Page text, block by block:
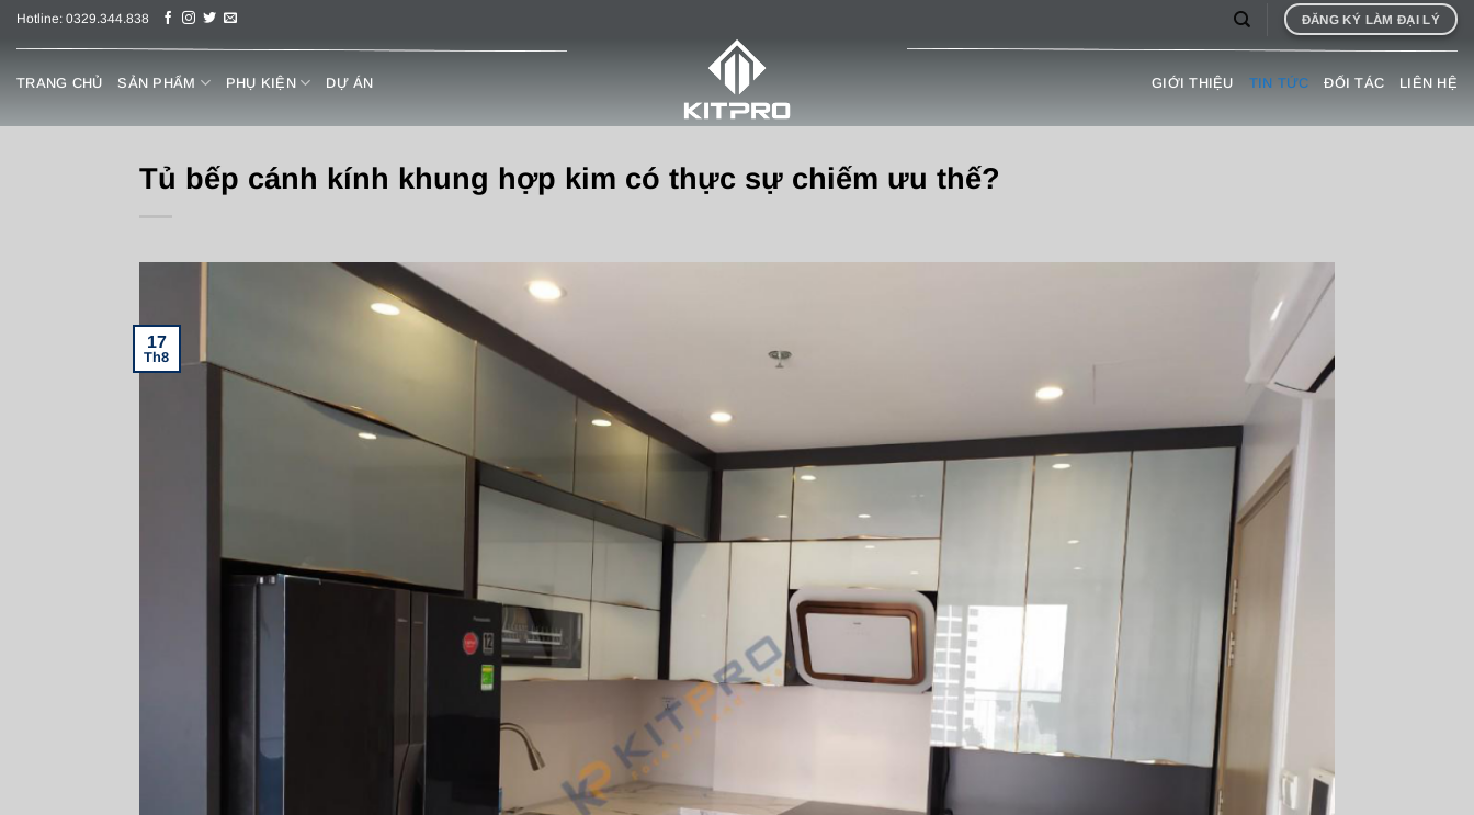
Chuyển
Hotline: 0329.344.838 ĐĂNG KÝ LÀM ĐẠI LÝ
TRANG CHỦ SẢN PHẨM PHỤ KIỆN DỰ ÁN GIỚI THIỆU TIN TỨC ĐỐI TÁC LIÊN HỆ
Tủ bếp cánh kính khung hợp kim có thực sự chiếm ưu thế?
17
Th8